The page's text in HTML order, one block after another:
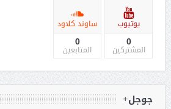
يوتيوب
0
المشتركين
ساوند كلاود
0
المتابعين
جوجل+